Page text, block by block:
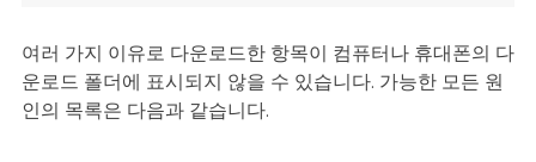
여러 가지 이유로 다운로드한 항목이 컴퓨터나 휴대폰의 다
운로드 폴더에 표시되지 않을 수 있습니다. 가능한 모든 원
인의 목록은 다음과 같습니다.